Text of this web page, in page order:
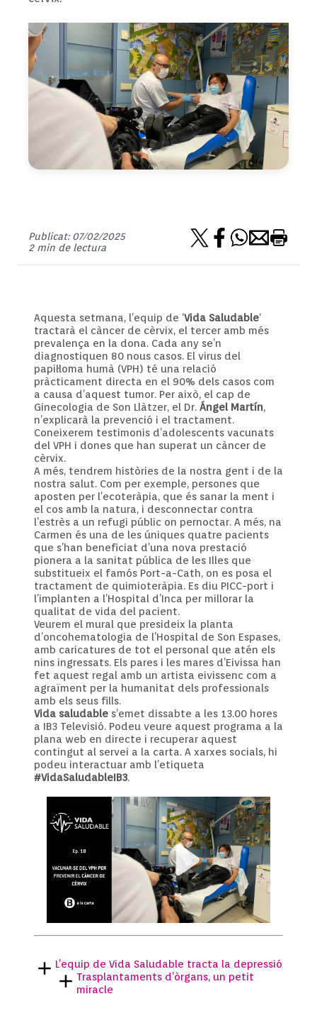
Publicat: 07/02/2025
2 min de lectura
Aquesta setmana, l’equip de ‘Vida Saludable‘
tractarà el càncer de cèrvix, el tercer amb més
prevalença en la dona. Cada any se’n
diagnostiquen 80 nous casos. El virus del
papil·loma humà (VPH) té una relació
pràcticament directa en el 90% dels casos com
a causa d’aquest tumor. Per això, el cap de
Ginecologia de Son Llàtzer, el Dr. Ángel Martín,
n’explicarà la prevenció i el tractament.
Coneixerem testimonis d’adolescents vacunats
del VPH i dones que han superat un càncer de
cèrvix.
A més, tendrem històries de la nostra gent i de la
nostra salut. Com per exemple, persones que
aposten per l’ecoteràpia, que és sanar la ment i
el cos amb la natura, i desconnectar contra
l’estrès a un refugi públic on pernoctar. A més, na
Carmen és una de les úniques quatre pacients
que s’han beneficiat d’una nova prestació
pionera a la sanitat pública de les Illes que
substitueix el famós Port-a-Cath, on es posa el
tractament de quimioteràpia. Es diu PICC-port i
l’implanten a l’Hospital d’Inca per millorar la
qualitat de vida del pacient.
Veurem el mural que presideix la planta
d’oncohematologia de l’Hospital de Son Espases,
amb caricatures de tot el personal que atén els
nins ingressats. Els pares i les mares d’Eivissa han
fet aquest regal amb un artista eivissenc com a
agraïment per la humanitat dels professionals
amb els seus fills.
Vida saludable s’emet dissabte a les 13.00 hores
a IB3 Televisió. Podeu veure aquest programa a la
plana web en directe i recuperar aquest
contingut al servei a la carta. A xarxes socials, hi
podeu interactuar amb l’etiqueta
#VidaSaludableIB3.
L’equip de Vida Saludable tracta la depressió
Trasplantaments d’òrgans, un petit
miracle